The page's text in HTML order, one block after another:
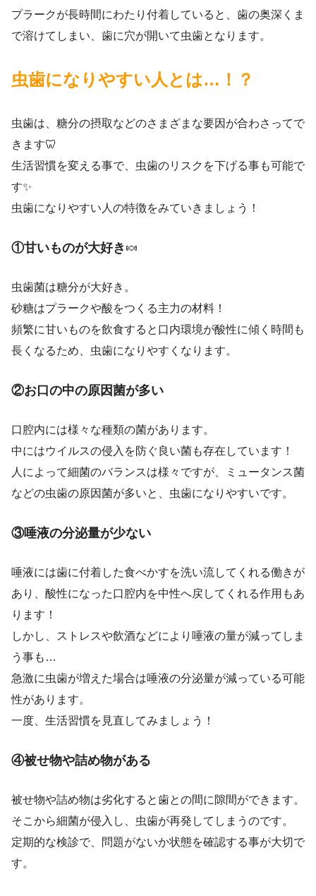
プラークが長時間にわたり付着していると、歯の奥深くま
で溶けてしまい、歯に穴が開いて虫歯となります。
虫歯になりやすい人とは…！？
虫歯は、糖分の摂取などのさまざまな要因が合わさってで
きます🦷
生活習慣を変える事で、虫歯のリスクを下げる事も可能で
す✨
虫歯になりやすい人の特徴をみていきましょう！
①甘いものが大好き 🍬
虫歯菌は糖分が大好き。
砂糖はプラークや酸をつくる主力の材料！
頻繁に甘いものを飲食すると口内環境が酸性に傾く時間も
長くなるため、虫歯になりやすくなります。
②お口の中の原因菌が多い
口腔内には様々な種類の菌があります。
中にはウイルスの侵入を防ぐ良い菌も存在しています！
人によって細菌のバランスは様々ですが、ミュータンス菌
などの虫歯の原因菌が多いと、虫歯になりやすいです。
③唾液の分泌量が少ない
唾液には歯に付着した食べかすを洗い流してくれる働きが
あり、酸性になった口腔内を中性へ戻してくれる作用もあ
ります！
しかし、ストレスや飲酒などにより唾液の量が減ってしま
う事も…
急激に虫歯が増えた場合は唾液の分泌量が減っている可能
性があります。
一度、生活習慣を見直してみましょう！
④被せ物や詰め物がある
被せ物や詰め物は劣化すると歯との間に隙間ができます。
そこから細菌が侵入し、虫歯が再発してしまうのです。
定期的な検診で、問題がないか状態を確認する事が大切で
す。